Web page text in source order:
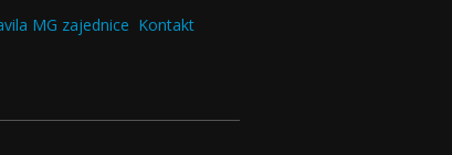
MG zajednice Kontakt